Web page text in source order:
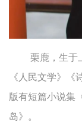
栗鹿，生于
《人民文学》《
版有短篇小说集
岛》。